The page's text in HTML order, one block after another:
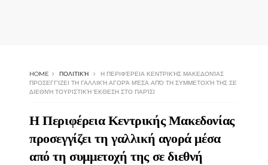
HOME ΠΟΛΙΤΙΚΉ
Η ΠΕΡΙΦΈΡΕΙΑ ΚΕΝΤΡΙΚΉΣ ΜΑΚΕΔΟΝΊΑΣ
ΠΡΟΣΕΓΓΊΖΕΙ ΤΗ ΓΑΛΛΙΚΉ ΑΓΟΡΆ ΜΈΣΑ ΑΠΌ ΤΗ ΣΥΜΜΕΤΟΧΉ ΤΗΣ ΣΕ
ΔΙΕΘΝΉ ΤΟΥΡΙΣΤΙΚΉ ΈΚΘΕΣΗ ΣΤΟ ΠΑΡΊΣΙ
Η Περιφέρεια Κεντρικής Μακεδονίας
προσεγγίζει τη γαλλική αγορά μέσα
από τη συμμετοχή της σε διεθνή